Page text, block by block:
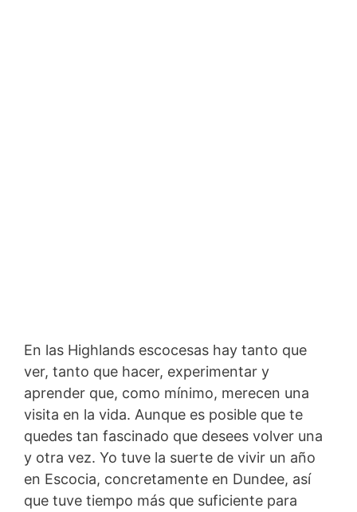
En las Highlands escocesas hay tanto que
ver, tanto que hacer, experimentar y
aprender que, como mínimo, merecen una
visita en la vida. Aunque es posible que te
quedes tan fascinado que desees volver una
y otra vez. Yo tuve la suerte de vivir un año
en Escocia, concretamente en Dundee, así
que tuve tiempo más que suficiente para